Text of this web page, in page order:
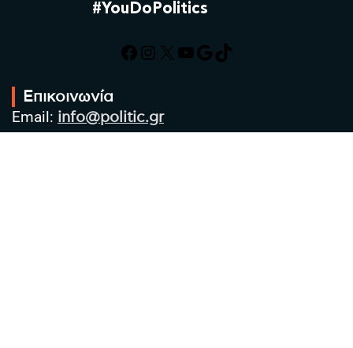
#YouDoPolitics
Facebook
Instagram
X YouTube
Google
TikTok
Επικοινωνία
Email: info@politic.gr
Τηλ: